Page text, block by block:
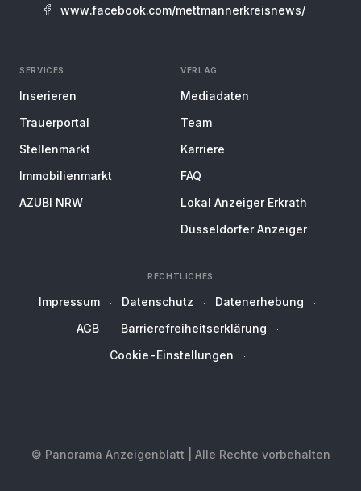
www.facebook.com/mettmannerkreisnews/
SERVICES
Inserieren
Trauerportal
Stellenmarkt
Immobilienmarkt
AZUBI NRW
VERLAG
Mediadaten
Team
Karriere
FAQ
Lokal Anzeiger Erkrath
Düsseldorfer Anzeiger
RECHTLICHES
Impressum Datenschutz
Datenerhebung
AGB
Barrierefreiheitserklärung
Cookie-Einstellungen
© Panorama Anzeigenblatt | Alle Rechte vorbehalten